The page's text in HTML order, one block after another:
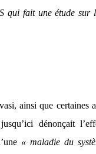
qui fait une étude
ainsi que certaines
dénonçait
« maladie du